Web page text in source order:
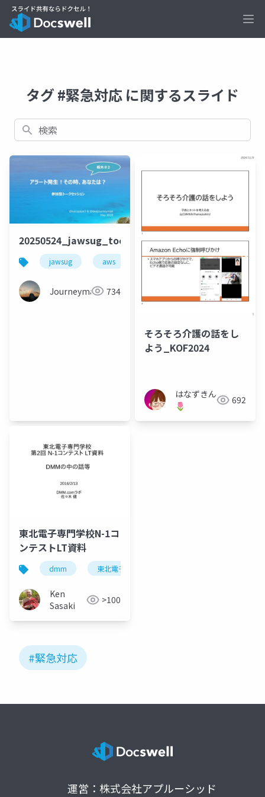
タグ #緊急対応 に関するスライド
検索
20250524_jawsug_tochigi_2_talk_beajouneyman
jawsug aws 栃木
Journeyman 734
そろそろ介護の話をし
よう_KOF2024
はなずきん
🌷
692
東北電子専門学校N-1コ
ンテストLT資料
dmm 東北電子専門学校
Ken
Sasaki
>100
#緊急対応
運営：株式会社アプルーシッド